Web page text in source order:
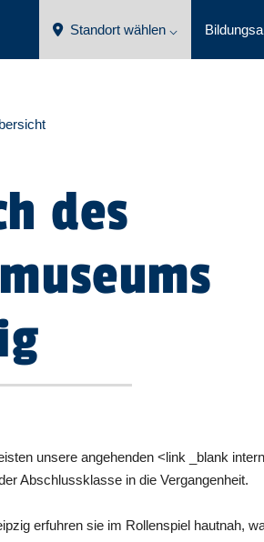
Standort wählen ⌵
des
unsere angehenden <link _blank
Abschlussklasse in die Vergangenheit.
erfuhren sie im Rollenspiel hautnah,